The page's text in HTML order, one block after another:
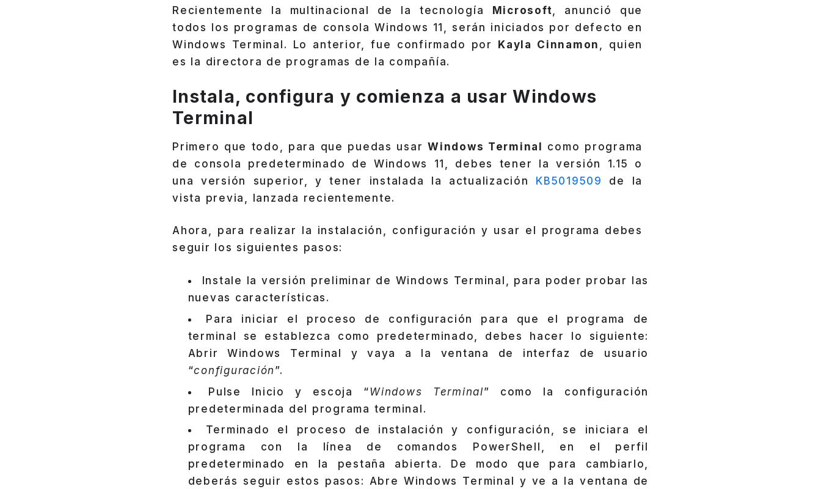
Recientemente la multinacional de la tecnología Microsoft, anunció que
todos los programas de consola Windows 11, serán iniciados por defecto en
Windows Terminal. Lo anterior, fue confirmado por
Kayla Cinnamon , quien
es la directora de programas de la compañía.
Instala, configura y comienza a usar Windows
Terminal
Primero que todo, para que puedas usarWindows Terminal como programa
de consola predeterminado de Windows 11, debes tener la versión 1.15 o
una versión superior, y tener instalada la actualización KB5019509
de la
vista previa, lanzada recientemente.
Ahora, para realizar la instalación, configuración y usar el programa debes
seguir los siguientes pasos:
Instale la versión preliminar de Windows Terminal, para poder probar las
nuevas características.
Para iniciar el proceso de configuración para que el programa de
terminal se establezca como predeterminado, debes hacer lo siguiente:
Abrir Windows Terminal y vaya a la ventana de interfaz de usuario
“configuración ”.
Pulse Inicio y escoja “Windows Terminal” como la configuración
predeterminada del programa terminal.
Terminado el proceso de instalación y configuración, se iniciara el
programa con la línea de comandos PowerShell, en el perfil
predeterminado en la pestaña abierta. De modo que para cambiarlo,
deberás seguir estos pasos: Abre Windows Terminal y ve a la ventana de